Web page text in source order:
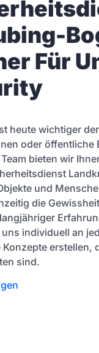
Für
heute wichtiger
oder öffentliche
bieten wir
und
die
individuell an
erstellen,
sind.